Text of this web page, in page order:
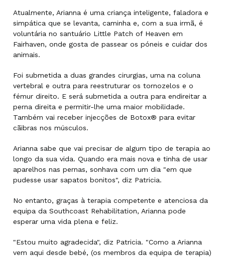
Atualmente, Arianna é uma criança inteligente, faladora e
simpática que se levanta, caminha e, com a sua irmã, é
voluntária no santuário Little Patch of Heaven em
Fairhaven, onde gosta de passear os póneis e cuidar dos
animais.
Foi submetida a duas grandes cirurgias, uma na coluna
vertebral e outra para reestruturar os tornozelos e o
fémur direito. E será submetida a outra para endireitar a
perna direita e permitir-lhe uma maior mobilidade.
Também vai receber injecções de Botox® para evitar
cãibras nos músculos.
Arianna sabe que vai precisar de algum tipo de terapia ao
longo da sua vida. Quando era mais nova e tinha de usar
aparelhos nas pernas, sonhava com um dia "em que
pudesse usar sapatos bonitos", diz Patricia.
No entanto, graças à terapia competente e atenciosa da
equipa da Southcoast Rehabilitation, Arianna pode
esperar uma vida plena e feliz.
"Estou muito agradecida", diz Patricia. "Como a Arianna
vem aqui desde bebé, (os membros da equipa de terapia)